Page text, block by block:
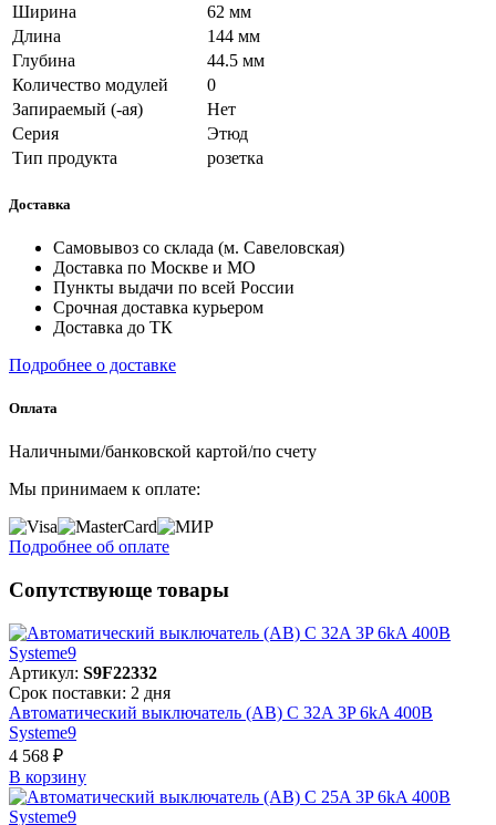
Ширина
62 мм
Длина
144 мм
Глубина
44.5 мм
Количество модулей
0
Запираемый (-ая)
Нет
Серия
Этюд
Тип продукта
розетка
Доставка
Самовывоз со склада (м. Савеловская)
Доставка по Москве и МО
Пункты выдачи по всей России
Срочная доставка курьером
Доставка до ТК
Подробнее о доставке
Оплата
Наличными/банковской картой/по счету
Мы принимаем к оплате:
Подробнее об оплате
Сопутствующе товары
Артикул: S9F22332
Срок поставки: 2 дня
Автоматический выключатель (АВ) C 32A 3P 6kA 400В
Systeme9
4 568 ₽
В корзинy